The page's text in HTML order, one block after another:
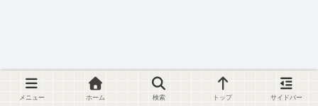
メニュー ホーム 検索 トップ サイドバー